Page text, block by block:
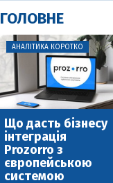
ГОЛОВНЕ
АНАЛІТИКА КОРОТКО
Що дасть бізнесу
інтеграція
Prozorro з
європейською
системою